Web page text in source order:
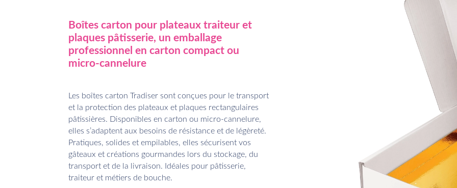
Boîtes carton pour plateaux traiteur et
plaques pâtisserie, un emballage
professionnel en carton compact ou
micro-cannelure
Les boîtes carton Tradiser sont conçues pour le transport
et la protection des plateaux et plaques rectangulaires
pâtissières. Disponibles en carton ou micro-cannelure,
elles s’adaptent aux besoins de résistance et de légèreté.
Pratiques, solides et empilables, elles sécurisent vos
gâteaux et créations gourmandes lors du stockage, du
transport et de la livraison. Idéales pour pâtisserie,
traiteur et métiers de bouche.